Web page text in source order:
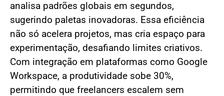
analisa padrões globais em segundos,
sugerindo paletas inovadoras. Essa eficiência
não só acelera projetos, mas cria espaço para
experimentação, desafiando limites criativos.
Com integração em plataformas como Google
Workspace, a produtividade sobe 30%,
permitindo que freelancers escalem sem